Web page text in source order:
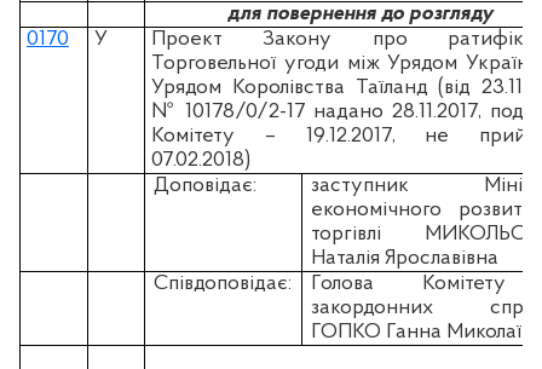
для повернення до розгляду
0170
У
Проект Закону про
Торговельної угоди між Урядом
Урядом Королівства Таїланд (вiд
№ 10178/0/2-17 надано 28.11.2017,
Комітету – 19.12.2017, не
07.02.2018)
Доповідає:
заступник
економічного
торгівлі
Наталія Ярославівна
Співдоповідає:
Голова
закордонних
ГОПКО Ганна